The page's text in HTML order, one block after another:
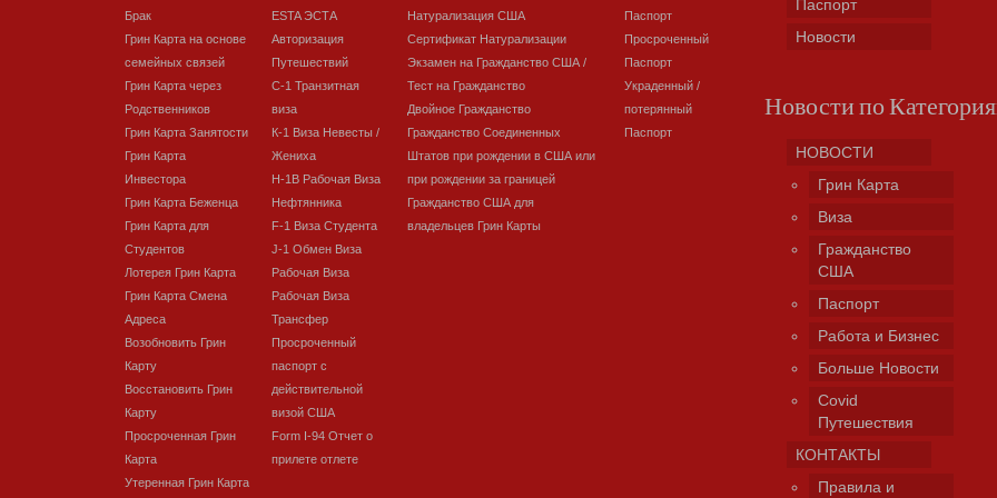
Брак
Грин Карта на основе
семейных связей
Грин Карта через
Родственников
Грин Карта Занятости
Грин Карта
Инвестора
Грин Карта Беженца
Грин Карта для
Студентов
Лотерея Грин Карта
Грин Карта Смена
Адреса
Возобновить Грин
Карту
Восстановить Грин
Карту
Просроченная Грин
Карта
Утеренная Грин Карта
ESTA ЭСТА
Авторизация
Путешествий
C-1 Транзитная
виза
К-1 Виза Невесты /
Жениха
H-1B Рабочая Виза
Нефтянника
F-1 Виза Студента
J-1 Обмен Виза
Рабочая Виза
Рабочая Виза
Трансфер
Просроченный
паспорт с
действительной
визой США
Form I-94 Отчет о
прилете отлете
Натурализация США
Сертификат Натурализации
Экзамен на Гражданство США /
Тест на Гражданство
Двойное Гражданство
Гражданство Соединенных
Штатов при рождении в США или
при рождении за границей
Гражданство США для
владельцев Грин Карты
Паспорт
Просроченный
Паспорт
Украденный /
потерянный
Паспорт
Паспорт
Новости
Новости по
НОВОСТИ
Грин Карта
Виза
Гражданство
США
Паспорт
Работа и Бизнес
Больше Новости
Covid
Путешествия
КОНТАКТЫ
Правила и